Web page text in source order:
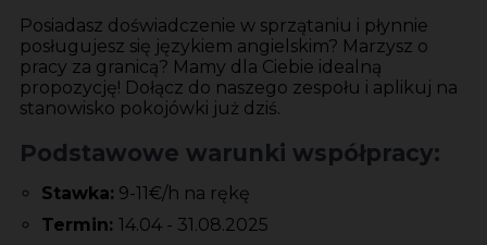
Posiadasz doświadczenie w sprzątaniu i płynnie
posługujesz się językiem angielskim? Marzysz o
pracy za granicą? Mamy dla Ciebie idealną
propozycję! Dołącz do naszego zespołu i aplikuj na
stanowisko pokojówki już dziś.
Podstawowe warunki współpracy:
Stawka: 9-11€/h na rękę
Termin: 14.04 - 31.08.2025